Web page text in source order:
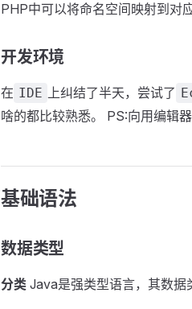
PHP中可以将命名空间映射到对
开发环境
在 IDE 上纠结了半天，尝试了
啥的都比较熟悉。 PS:向用编辑
基础语法
数据类型
分类 Java是强类型语言，其数据